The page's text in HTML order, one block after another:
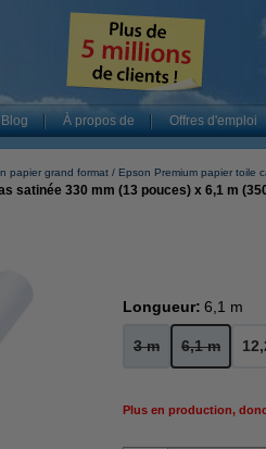
Blog À propos de Offres d'emploi
papier grand format Epson Premium papier toile
satinée 330 mm (13 pouces) x 6,1 m
Longueur: 6,1 m
3 m 6,1 m
Plus en production,